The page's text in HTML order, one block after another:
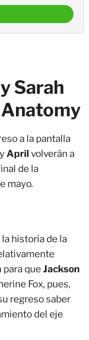
Sarah
Anatomy
a la pantalla
yApril volverán a
de la
mayo.
historia de la
para queJackson
Fox, pues,
regreso saber
del eje